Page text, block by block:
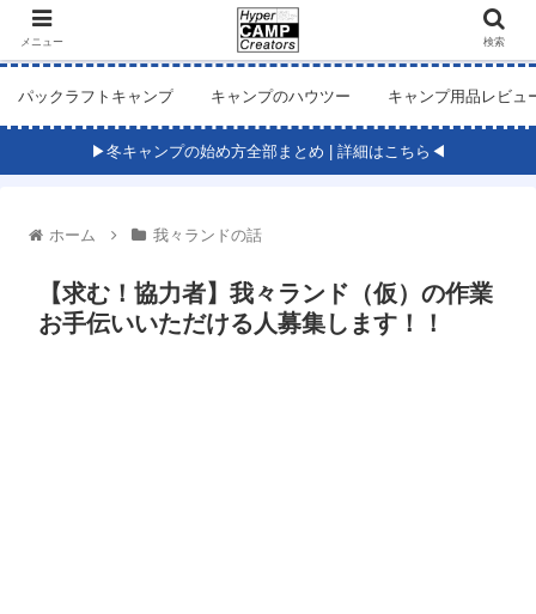
パックラフトキャンプ キャンプのハウツー キャンプ用品レビュ
▶冬キャンプの始め方全部まとめ | 詳細はこちら◀
ホーム 我々ランドの話
【求む！協力者】我々ランド（仮）の作業
お手伝いいただける人募集します！！
メニュー 検索